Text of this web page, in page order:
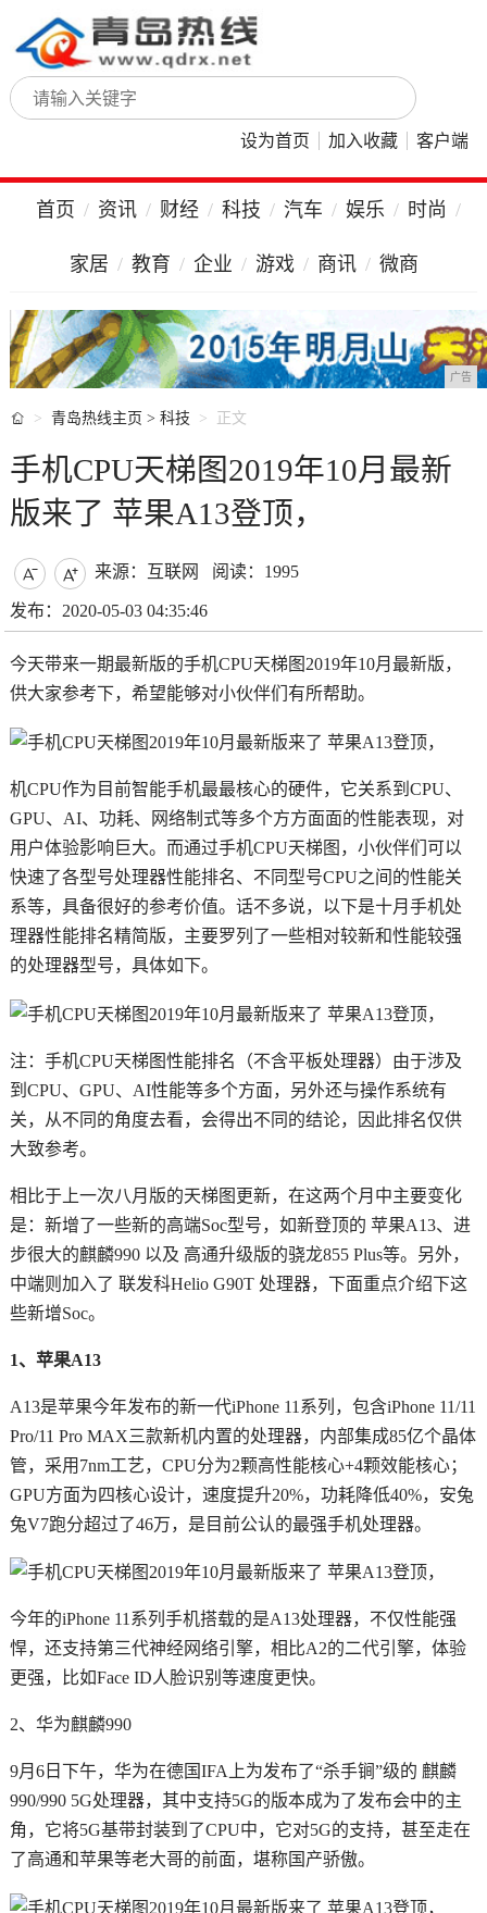
设为首页 加入收藏 客户端
首页 资讯 财经 科技 汽车 娱乐 时尚
家居 教育 企业 游戏 商讯 微商
广告
 青岛热线主页 > 科技 正文
手机CPU天梯图2019年10月最新
版来了 苹果A13登顶，
  来源：互联网 阅读：1995
发布：2020-05-03 04:35:46
今天带来一期最新版的手机CPU天梯图2019年10月最新版，
供大家参考下，希望能够对小伙伴们有所帮助。
机CPU作为目前智能手机最最核心的硬件，它关系到CPU、
GPU、AI、功耗、网络制式等多个方方面面的性能表现，对
用户体验影响巨大。而通过手机CPU天梯图，小伙伴们可以
快速了各型号处理器性能排名、不同型号CPU之间的性能关
系等，具备很好的参考价值。话不多说，以下是十月手机处
理器性能排名精简版，主要罗列了一些相对较新和性能较强
的处理器型号，具体如下。
注：手机CPU天梯图性能排名（不含平板处理器）由于涉及
到CPU、GPU、AI性能等多个方面，另外还与操作系统有
关，从不同的角度去看，会得出不同的结论，因此排名仅供
大致参考。
相比于上一次八月版的天梯图更新，在这两个月中主要变化
是：新增了一些新的高端Soc型号，如新登顶的 苹果A13、进
步很大的麒麟990 以及 高通升级版的骁龙855 Plus等。另外，
中端则加入了 联发科Helio G90T 处理器，下面重点介绍下这
些新增Soc。
1、苹果A13
A13是苹果今年发布的新一代iPhone 11系列，包含iPhone 11/11
Pro/11 Pro MAX三款新机内置的处理器，内部集成85亿个晶体
管，采用7nm工艺，CPU分为2颗高性能核心+4颗效能核心；
GPU方面为四核心设计，速度提升20%，功耗降低40%，安兔
兔V7跑分超过了46万，是目前公认的最强手机处理器。
今年的iPhone 11系列手机搭载的是A13处理器，不仅性能强
悍，还支持第三代神经网络引擎，相比A2的二代引擎，体验
更强，比如Face ID人脸识别等速度更快。
2、华为麒麟990
9月6日下午，华为在德国IFA上为发布了“杀手锏”级的 麒麟
990/990 5G处理器，其中支持5G的版本成为了发布会中的主
角，它将5G基带封装到了CPU中，它对5G的支持，甚至走在
了高通和苹果等老大哥的前面，堪称国产骄傲。